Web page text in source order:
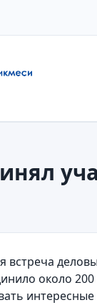
около
интересные